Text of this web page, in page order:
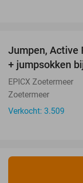
Jumpen, Active
+ jumpsokken
EPICX Zoetermeer
Zoetermeer
Verkocht: 3.509